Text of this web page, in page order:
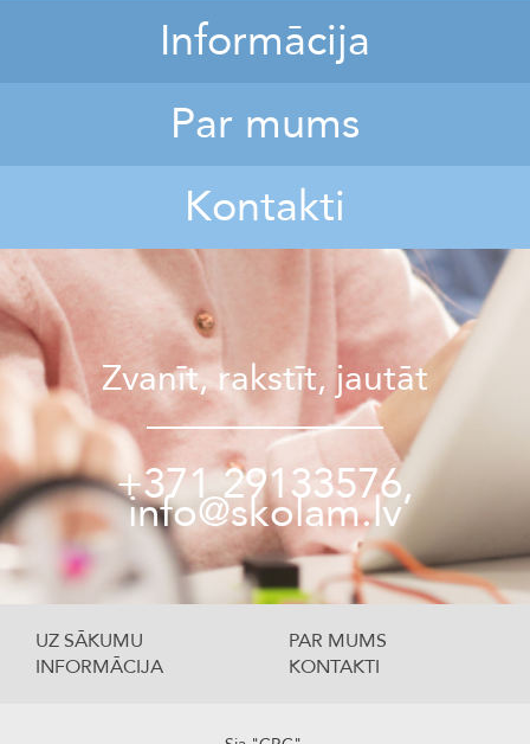
Informācija
Par mums
Kontakti
Zvanīt, rakstīt, jautāt
+371 29133576,
info@skolam.lv
UZ SĀKUMU
PAR MUMS
INFORMĀCIJA
KONTAKTI